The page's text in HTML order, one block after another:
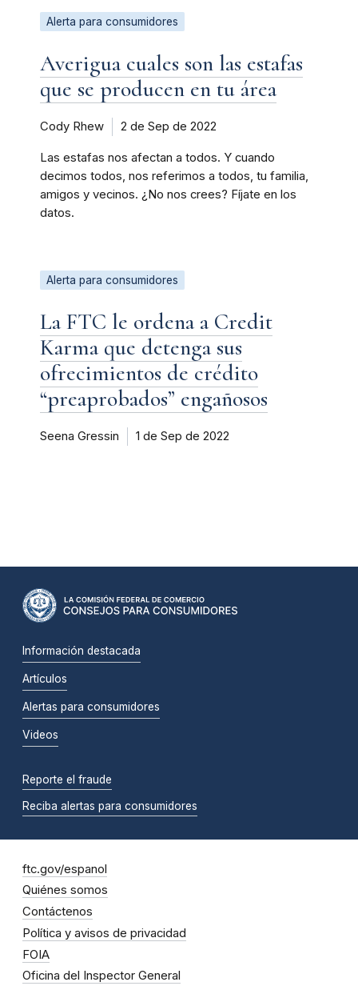
Alerta para consumidores
Averigua cuales son las estafas
que se producen en tu área
Cody Rhew 2 de Sep de 2022
Las estafas nos afectan a todos. Y cuando
decimos todos, nos referimos a todos, tu familia,
amigos y vecinos. ¿No nos crees? Fíjate en los
datos.
Alerta para consumidores
La FTC le ordena a Credit
Karma que detenga sus
ofrecimientos de crédito
“preaprobados” engañosos
Seena Gressin 1 de Sep de 2022
Información destacada
Artículos
Alertas para consumidores
Videos
Reporte el fraude
Reciba alertas para consumidores
ftc.gov/espanol
Quiénes somos
Contáctenos
Política y avisos de privacidad
FOIA
Oficina del Inspector General